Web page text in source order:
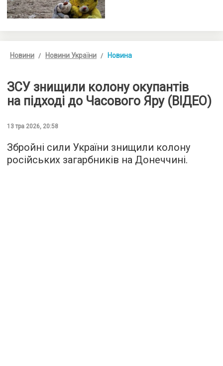
Новини Новини України Новина
ЗСУ знищили колону окупантів
на підході до Часового Яру (ВІДЕО)
13 тра 2026, 20:58
Збройні сили України знищили колону
російських загарбників на Донеччині.